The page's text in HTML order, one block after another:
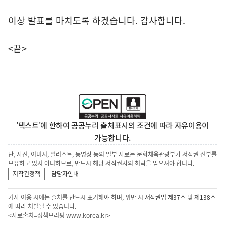
이상 발표를 마치도록 하겠습니다. 감사합니다.
<끝>
'텍스트'에 한하여 공공누리 출처표시의 조건에 따라 자유이용이
가능합니다.
단, 사진, 이미지, 일러스트, 동영상 등의 일부 자료는 문화체육관광부가 저작권 전부를
보유하고 있지 아니하므로, 반드시 해당 저작권자의 허락을 받으셔야 합니다.
저작권정책
담당자안내
기사 이용 시에는 출처를 반드시 표기해야 하며, 위반 시 저작권법 제37조 및제138조
에 따라 처벌될 수 있습니다.
<자료출처=정책브리핑 www.korea.kr>